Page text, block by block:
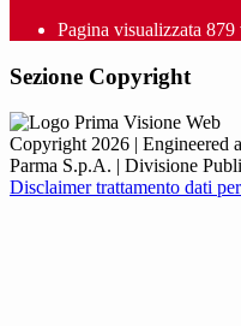
Pagina visualizzata 879
Sezione Copyright
Copyright 2026 | Engineered
Parma S.p.A. | Divisione
Disclaimer trattamento dati